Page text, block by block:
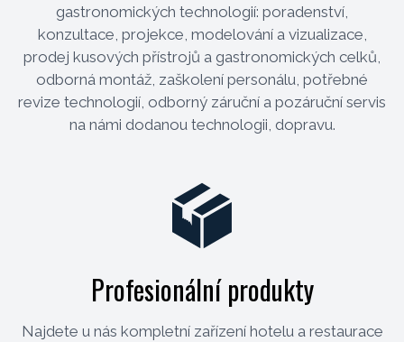
gastronomických technologií: poradenství,
konzultace, projekce, modelování a vizualizace,
prodej kusových přístrojů a gastronomických celků,
odborná montáž, zaškolení personálu, potřebné
revize technologií, odborný záruční a pozáruční servis
na námi dodanou technologii, dopravu.
Profesionální produkty
Najdete u nás kompletní zařízení hotelu a restaurace